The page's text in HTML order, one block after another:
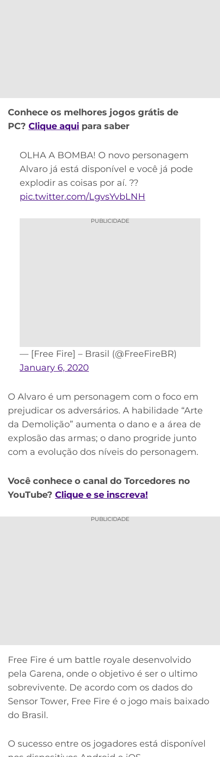
CASSINOS
2026
GRÊMIO
MG
CRUZEIRO
LALIGA
Conhece os melhores jogos grátis de
PC? Clique aqui para saber
OLHA A BOMBA! O novo personagem
Alvaro já está disponível e você já pode
explodir as coisas por aí. ??
pic.twitter.com/LgvsYvbLNH
PUBLICIDADE
— [Free Fire] – Brasil (@FreeFireBR)
January 6, 2020
O Alvaro é um personagem com o foco em
prejudicar os adversários. A habilidade “Arte
da Demolição” aumenta o dano e a área de
explosão das armas; o dano progride junto
com a evolução dos níveis do personagem.
Você conhece o canal do Torcedores no
YouTube? Clique e se inscreva!
PUBLICIDADE
Free Fire é um battle royale desenvolvido
pela Garena, onde o objetivo é ser o ultimo
sobrevivente. De acordo com os dados do
Sensor Tower, Free Fire é o jogo mais baixado
do Brasil.
O sucesso entre os jogadores está disponível